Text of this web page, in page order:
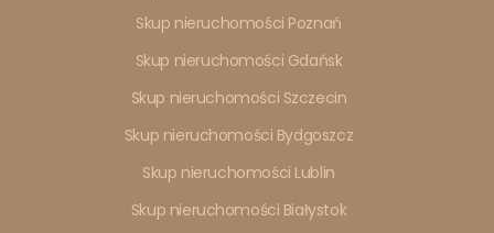
Skup nieruchomości Poznań
Skup nieruchomości Gdańsk
Skup nieruchomości Szczecin
Skup nieruchomości Bydgoszcz
Skup nieruchomości Lublin
Skup nieruchomości Białystok